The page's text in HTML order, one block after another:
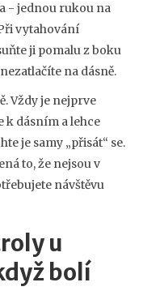
- jednou rukou na
vytahování
ji pomalu z boku
na dásně.
Vždy je nejprve
k dásním a lehce
je samy „přisát“ se.
to, že nejsou v
návštěvu
u
bolí